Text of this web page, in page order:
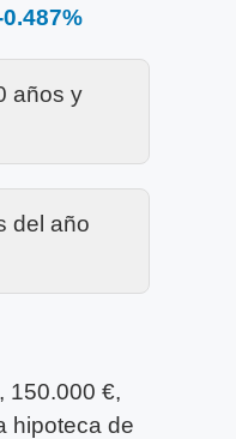
0.487%
años y
del año
150.000 €,
hipoteca de